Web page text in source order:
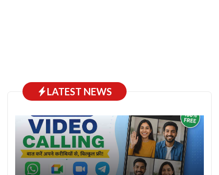
LATEST NEWS